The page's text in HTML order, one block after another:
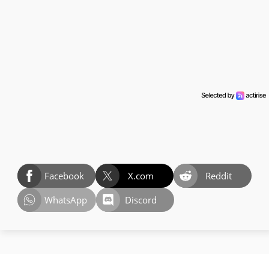
Facebook X.com
Reddit
WhatsApp
Discord